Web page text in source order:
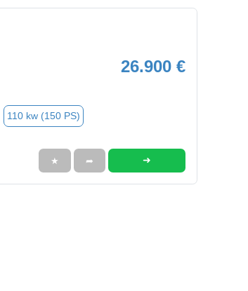
26.900 €
110 kw (150 PS)
★ ➦ ➜